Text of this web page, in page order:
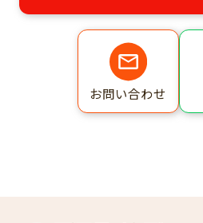
お問い合わせ